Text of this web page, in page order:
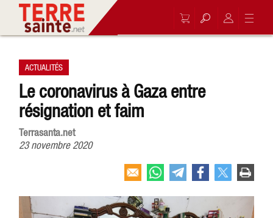
ACTUALITÉS
Le coronavirus à Gaza entre
résignation et faim
Terrasanta.net
23 novembre 2020